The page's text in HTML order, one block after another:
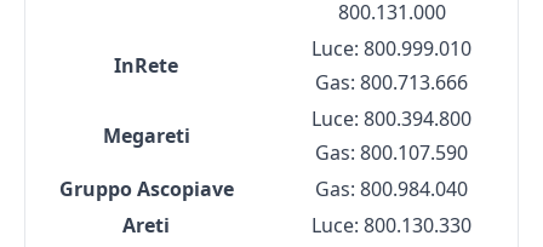
800.131.000
InRete
Luce: 800.999.010
Gas: 800.713.666
Megareti
Luce: 800.394.800
Gas: 800.107.590
Gruppo Ascopiave
Gas: 800.984.040
Areti
Luce: 800.130.330